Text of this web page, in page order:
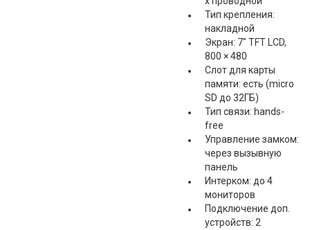
Тип крепления:
накладной
Экран: 7" TFT LCD,
800 × 480
Слот для карты
памяти: есть (micro
SD до 32ГБ)
Тип связи: hands-
free
Управление замком:
через вызывную
панель
Интерком: до 4
мониторов
Подключение доп.
устройств: 2